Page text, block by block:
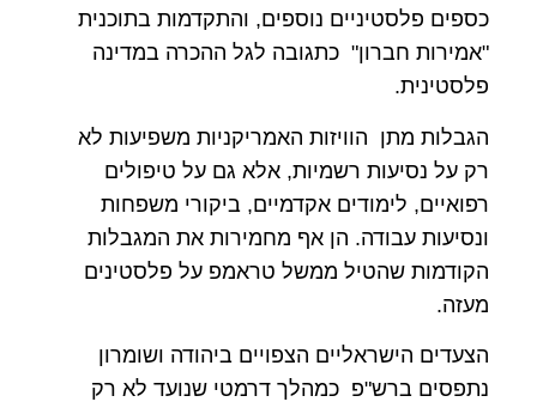
כספים פלסטיניים נוספים, והתקדמות בתוכנית
"אמירות חברון" כתגובה לגל ההכרה במדינה
פלסטינית.
הגבלות מתן הוויזות האמריקניות משפיעות לא
רק על נסיעות רשמיות, אלא גם על טיפולים
רפואיים, לימודים אקדמיים, ביקורי משפחות
ונסיעות עבודה. הן אף מחמירות את המגבלות
הקודמות שהטיל ממשל טראמפ על פלסטינים
מעזה.
הצעדים הישראליים הצפויים ביהודה ושומרון
נתפסים ברש"פ כמהלך דרמטי שנועד לא רק